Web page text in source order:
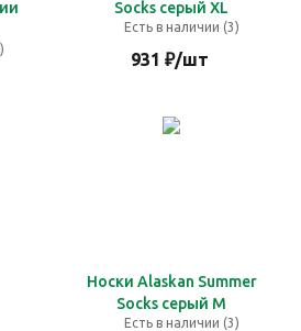
Socks серый XL
Есть в наличии (3)
931 ₽/шт
Носки Alaskan Summer
Socks серый M
Есть в наличии (3)